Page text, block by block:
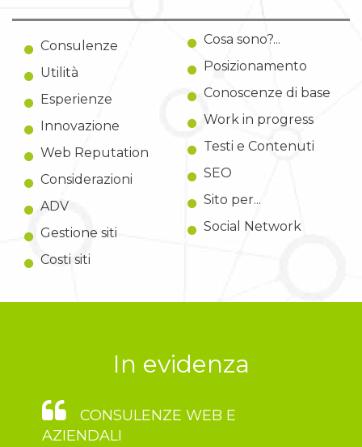
Consulenze
Utilità
Esperienze
Innovazione
Web Reputation
Considerazioni
ADV
Gestione siti
Costi siti
Cosa sono?...
Posizionamento
Conoscenze di base
Work in progress
Testi e Contenuti
SEO
Sito per...
Social Network
In evidenza
CONSULENZE WEB E
AZIENDALI